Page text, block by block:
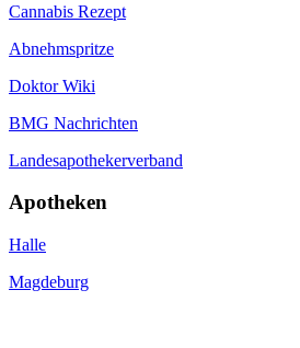
Cannabis Rezept
Abnehmspritze
Doktor Wiki
BMG Nachrichten
Landesapothekerverband
Apotheken
Halle
Magdeburg